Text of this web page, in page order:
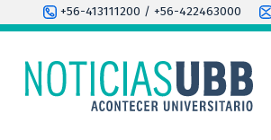
+56-413111200 / +56-422463000